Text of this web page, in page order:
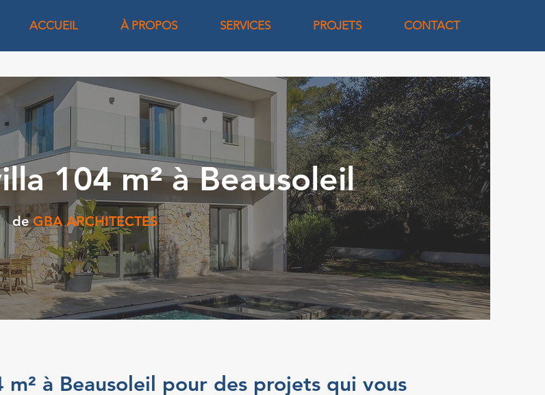
ACCUEIL À PROPOS SERVICES PROJETS CONTACT
104 m² à Beausoleil
de GBA ARCHITECTES
à Beausoleil pour des projets qui vous